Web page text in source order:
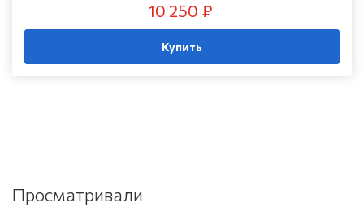
10 250 ₽
Купить
Просматривали